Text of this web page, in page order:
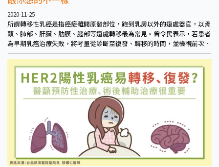
2020-11-25
所謂轉移性乳癌是指癌症離開原發部位，跑到乳房以外的遠處器官，以骨
頭、肺部、肝臟、肋膜、腦部等遠處轉移最為常見。曾令民表示，若患者
為早期乳癌治療失敗，將考量從診斷至復發、轉移的時間，並檢視前次治
療成效，若是接受完整療程結果卻不盡理想，或許代表預後比較不好，轉